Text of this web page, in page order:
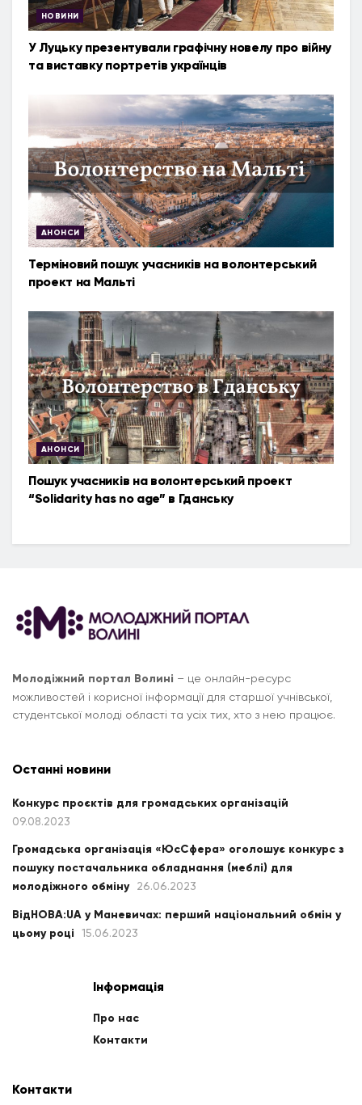
НОВИНИ
У Луцьку презентували графічну новелу про війну
та виставку портретів українців
АНОНСИ
Терміновий пошук учасників на волонтерський
проект на Мальті
АНОНСИ
Пошук учасників на волонтерський проект
“Solidarity has no age” в Гданську
Молодіжний портал Волині – це онлайн-ресурс
можливостей і корисної інформації для старшої учнівської,
студентської молоді області та усіх тих, хто з нею працює.
Останні новини
Конкурс проєктів для громадських організацій
09.08.2023
Громадська організація «ЮсСфера» оголошує конкурс з
пошуку постачальника обладнання (меблі) для
молодіжного обміну
26.06.2023
ВідНОВА:UA у Маневичах: перший національний обмін у
цьому році
15.06.2023
Інформація
Про нас
Контакти
Контакти